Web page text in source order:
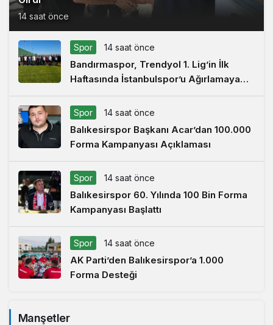
14 saat önce
Spor 14 saat önce
Bandırmaspor, Trendyol 1. Lig’in İlk
Haftasında İstanbulspor’u Ağırlamaya
Hazırlanıyor
Spor 14 saat önce
Balıkesirspor Başkanı Acar’dan 100.000
Forma Kampanyası Açıklaması
Spor 14 saat önce
Balıkesirspor 60. Yılında 100 Bin Forma
Kampanyası Başlattı
Spor 14 saat önce
AK Parti’den Balıkesirspor’a 1.000
Forma Desteği
Manşetler